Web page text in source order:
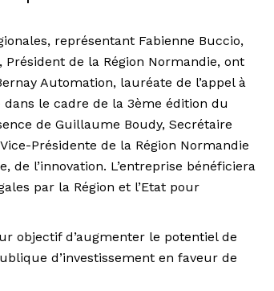
représentant Fabienne Buccio,
de la Région Normandie, ont
Automation, lauréate de l’appel à
le cadre de la 3ème édition du
de Guillaume Boudy, Secrétaire
Présidente de la Région Normandie
de l’innovation. L’entreprise bénéficiera
par la Région et l’Etat pour
objectif d’augmenter le potentiel de
d’investissement en faveur de